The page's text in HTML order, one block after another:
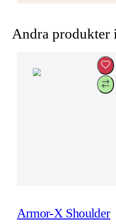
Andra produkter
Armor-X Shoulder